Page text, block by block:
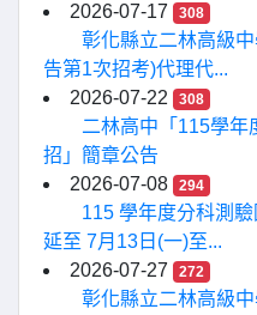
2026-07-17
308
彰化縣立二林高級
告第1次招考)代理代...
2026-07-22
308
二林高中「115學年
招」簡章公告
2026-07-08
294
115 學年度分科測
延至 7月13日(一)至...
2026-07-27
272
彰化縣立二林高級